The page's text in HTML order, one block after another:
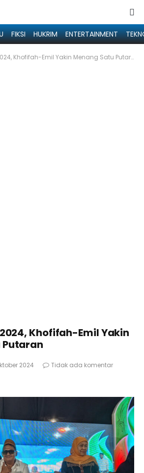
FIKSI HUKRIM ENTERTAINMENT
Khofifah-Emil Yakin Menang Satu Putaran
Khofifah-Emil Yakin
Putaran
2024
Tidak ada komentar